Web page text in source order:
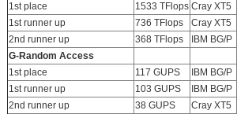
1st place
1533 TFlops Cray XT5
1st runner up
736 TFlops Cray XT5
2nd runner up
368 TFlops IBM BG/P
G-Random Access
1st place
117 GUPS IBM BG/P
1st runner up
103 GUPS IBM BG/P
2nd runner up
38 GUPS Cray XT5